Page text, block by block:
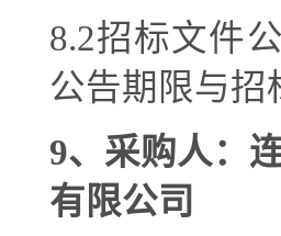
8.2招标文件
公告期限与招
9、采购人：
有限公司